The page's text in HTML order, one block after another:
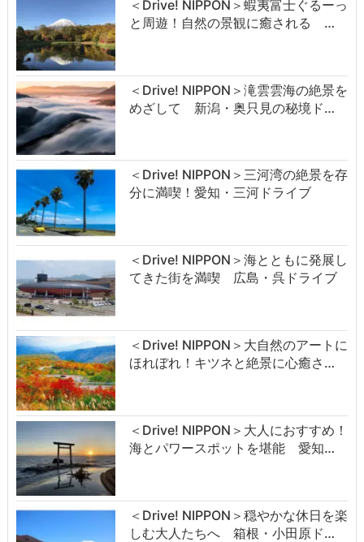
＜Drive! NIPPON＞蝦夷富士ぐるーっ
と周遊！自然の景観に癒される …
＜Drive! NIPPON＞滝雲雲海の絶景を
めざして 新潟・奥只見の秘境ド…
＜Drive! NIPPON＞三河湾の絶景を存
分に満喫！愛知・三河ドライブ
＜Drive! NIPPON＞海とともに発展し
てきた街を満喫 広島・呉ドライブ
＜Drive! NIPPON＞大自然のアートに
ほれぼれ！キツネと絶景に心癒さ…
＜Drive! NIPPON＞大人におすすめ！
海とパワースポットを堪能 愛知…
＜Drive! NIPPON＞穏やかな休日を楽
しむ大人たちへ 箱根・小田原ド…